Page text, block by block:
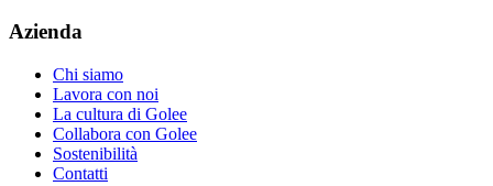
Azienda
Chi siamo
Lavora con noi
La cultura di Golee
Collabora con Golee
Sostenibilità
Contatti